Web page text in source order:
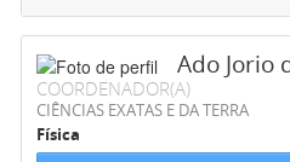
Ado Jorio
COORDENADOR(A)
CIÊNCIAS EXATAS E DA TERRA
Física